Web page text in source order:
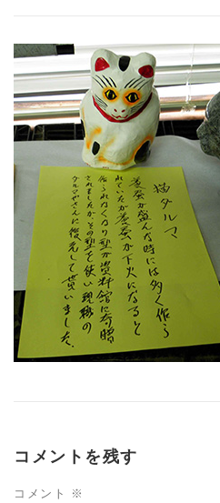
コメントを残す
コメント ※